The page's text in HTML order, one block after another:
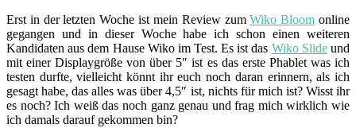
Erst in der letzten Woche ist mein Review zumWiko Bloom online
gegangen und in dieser Woche habe ich schon einen weiteren
Kandidaten aus dem Hause Wiko im Test. Es ist das Wiko Slideund
mit einer Displaygröße von über 5″ ist es das erste Phablet was ich
testen durfte, vielleicht könnt ihr euch noch daran erinnern, als ich
gesagt habe, das alles was über 4,5″ ist, nichts für mich ist? Wisst ihr
es noch? Ich weiß das noch ganz genau und frag mich wirklich wie
ich damals darauf gekommen bin?